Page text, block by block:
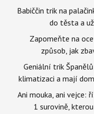
Babiččin trik na
do těsta a
Zapomeňte na
způsob, jak
Geniální trik
klimatizaci a mají
Ani mouka, ani vejce:
1 surovině,